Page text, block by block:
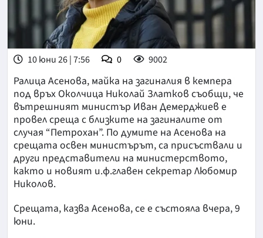
10 юни 26 | 7:56 0 9002
Ралица Асенова, майка на загиналия в кемпера
под връх Околчица Николай Златков съобщи, че
вътрешният министър Иван Демерджиев е
провел среща с близките на загиналите от
случая “Петрохан”. По думите на Асенова на
срещата освен министърът, са присъствали и
други представители на министерството,
както и новият и.ф.главен секретар Любомир
Николов.
Срещата, казва Асенова, се е състояла вчера, 9
юни.